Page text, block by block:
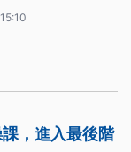
，進入最後階